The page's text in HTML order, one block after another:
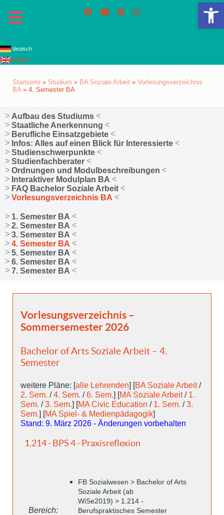
deutsch
english
Startseite » Studium » BA Soziale Arbeit » Vorlesungsverzeichnis
BA» 4. Semester BA
Aufbau des Studiums
Staatliche Anerkennung
Berufliche Einsatzgebiete
Infos: Alles auf einen Blick für Interessierte
Studienschwerpunkte
Studienfachberater
Ordnungen und Modulbeschreibungen
Interaktiver Modulplan BA
FAQ Bachelor Soziale Arbeit
Vorlesungsverzeichnis BA
1. Semester BA
2. Semester BA
3. Semester BA
4. Semester BA
5. Semester BA
6. Semester BA
7. Semester BA
Vorlesungsverzeichnis –
Sommersemester 2026
Bachelor of Arts Soziale Arbeit – 4.
Semester
weitere Pläne: [alle Lehrenden] [BA Soziale Arbeit/
2. Sem. /4. Sem. /6. Sem.] [MA Soziale Arbeit/ 1.
Sem. /3. Sem.] [MA Civic Education / 1. Sem. /3.
Sem.] [MA Spiel- & Medienpädagogik]
Stand: 9. März 2026 - Änderungen vorbehalten
1.214 - BPS 4 - Praxisreflexion
Bereich:
FB Sozialwesen > Bachelor of Arts
Soziale Arbeit (ab
WiSe2019) > 1.214 -
Berufspraktisches Semester